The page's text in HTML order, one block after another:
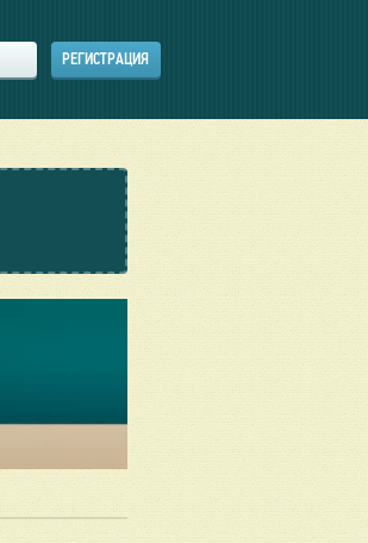
РЕГИСТРАЦИЯ